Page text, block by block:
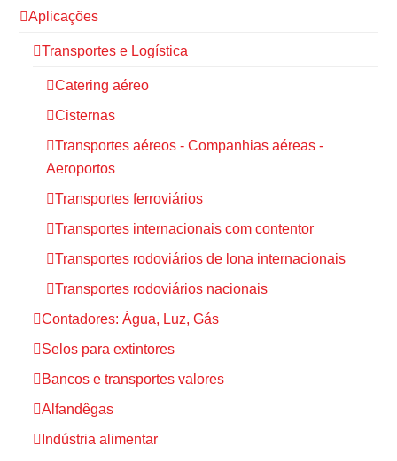
Aplicações
Transportes e Logística
Catering aéreo
Cisternas
Transportes aéreos - Companhias aéreas -
Aeroportos
Transportes ferroviários
Transportes internacionais com contentor
Transportes rodoviários de lona internacionais
Transportes rodoviários nacionais
Contadores: Água, Luz, Gás
Selos para extintores
Bancos e transportes valores
Alfandêgas
Indústria alimentar